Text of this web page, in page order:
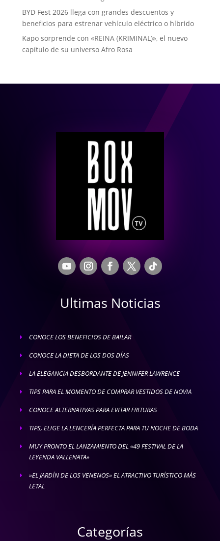
BYD Fest 2026 llega con grandes descuentos y
beneficios para estrenar vehículo eléctrico o híbrido
Kapo sorprende con «REINA (KRIMINAL)», el nuevo
capítulo de su universo Afro Rosa
Ultimas Noticias
E CONOCE LOS BENEFICIOS DE BAILAR
E CONOCE LA DIETA DE LOS DOS DÍAS
E LA ELEGANCIA DESBORDANTE DE JENNIFER LAWRENCE
E TIPS PARA EL MOMENTO DE COMPRAR VESTIDOS DE NOVIA
E CONOCE ALTERNATIVAS PARA EVITAR FRITURAS
E TIPS, ELIGE LA LENCERÍA PERFECTA PARA TU NOCHE DE BODA
E
MUY PRONTO EL LANZAMIENTO DEL «49 FESTIVAL DE LA
LEYENDA VALLENATA»
E
»EL JARDÍN DE LOS VENENOS» EL ATRACTIVO TURÍSTICO MÁS
LETAL
Categorías